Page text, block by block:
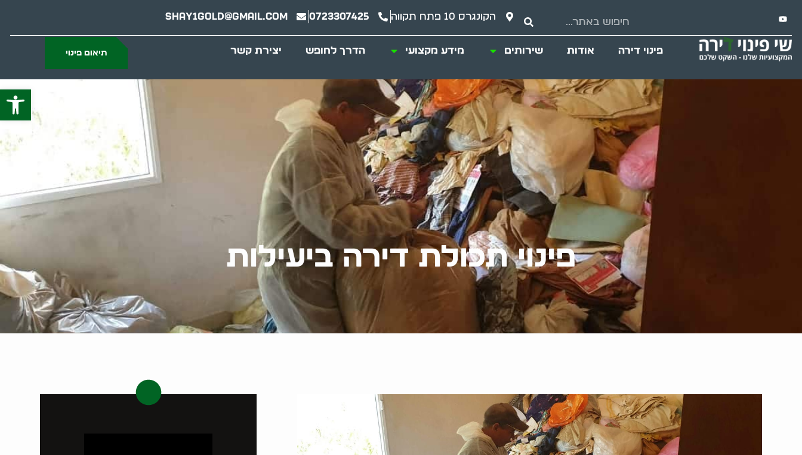
פתח
הקונגרס 10 פתח תקווה 0723307425
Shay1gold@gmail.com
פינוי דירה אודות שירותים מידע מקצועי הדרך לחופש יצירת קשר תיאום פינוי
פינוי תכולת דירה ביעילות